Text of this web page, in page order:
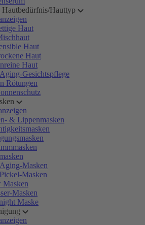
Hautbedürfnis/Hauttyp
Haut
Haut
Haut
Haut
Gesichtspflege
Rötungen
& Lippenmasken
Masken
Masken
Masken
Masken
Maske